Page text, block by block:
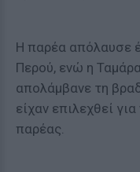
Η παρέα απόλαυσε
Περού, ενώ η
απολάμβανε τη
είχαν επιλεχθεί
παρέας.